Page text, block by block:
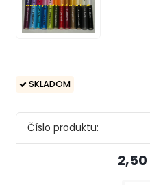
SKLADOM
Číslo produktu:
2,50